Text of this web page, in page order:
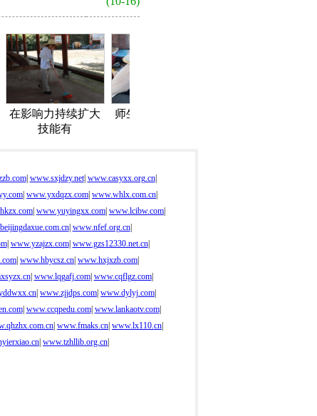
响力持续扩大
技能有
师生看到村庄教育
| www.sxjdzy.net| www.casyxx.org.cn|
www.yxdqzx.com www.whlx.com.cn
www.yuyingxx.com www.lcibw.com
| www.nfef.org.cn|
| www.yzajzx.com| www.gzs12330.net.cn|
www.hbycsz.cn www.hxjxzb.com
| www.lqgafj.com| www.cqflgz.com|
www.zjjdps.com www.dylyj.com
| www.ccqpedu.com| www.lankaotv.com|
www.fmaks.cn www.lx110.cn
www.tzhllib.org.cn